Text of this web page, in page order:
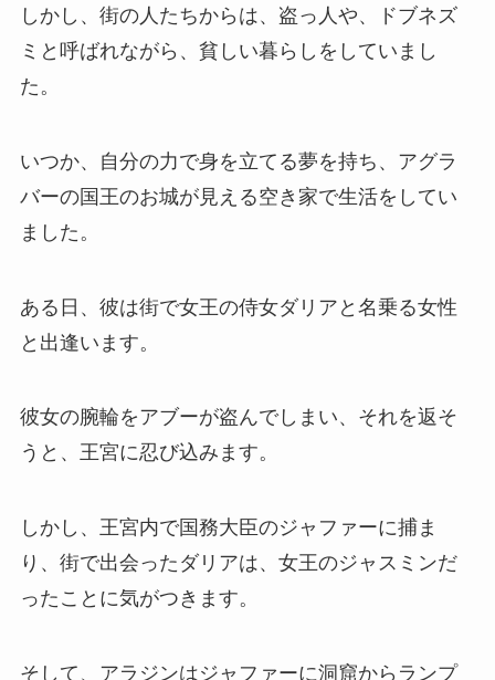
しかし、街の人たちからは、盗っ人や、ドブネズ
ミと呼ばれながら、貧しい暮らしをしていまし
た。
いつか、自分の力で身を立てる夢を持ち、アグラ
バーの国王のお城が見える空き家で生活をしてい
ました。
ある日、彼は街で女王の侍女ダリアと名乗る女性
と出逢います。
彼女の腕輪をアブーが盗んでしまい、それを返そ
うと、王宮に忍び込みます。
しかし、王宮内で国務大臣のジャファーに捕ま
り、街で出会ったダリアは、女王のジャスミンだ
ったことに気がつきます。
そして、アラジンはジャファーに洞窟からランプ